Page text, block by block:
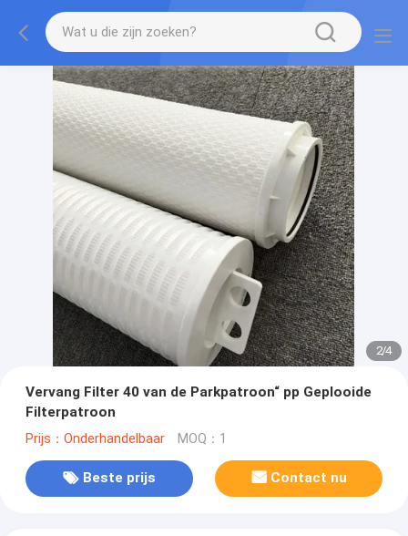
2/4
Vervang Filter 40 van de Parkpatroon“ pp Geplooide
Filterpatroon
Prijs：Onderhandelbaar MOQ：1
Beste prijs Contact nu